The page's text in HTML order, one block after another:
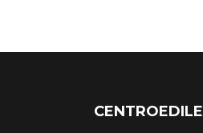
CENTROEDILE